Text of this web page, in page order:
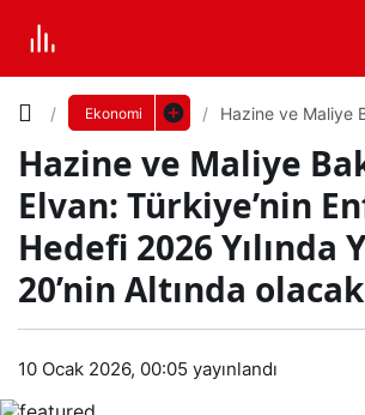
Ekonomi
Hazine ve Maliye
Yılında Yüzde
Hazine ve Maliye
Elvan: Türkiye’nin
Hedefi 2026 Yılında
20’nin Altında olacak
10 Ocak 2026, 00:05 yayınlandı
Hazi
ve
Yazı
Boyutunu
Ayarla
Küçük 100% Dev
0